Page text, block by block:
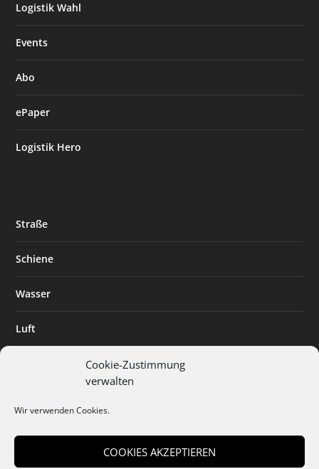
Cookie-Zustimmung
verwalten
Wir verwenden Cookies.
COOKIES AKZEPTIEREN
Logistik Wahl
Events
Abo
ePaper
Logistik Hero
Straße
Schiene
Wasser
Luft
Digitalisierung